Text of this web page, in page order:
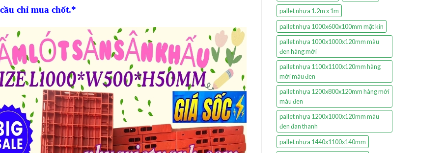
chỉ mua chốt.*
pallet nhựa 1.2m x 1m
pallet nhựa 1000x600x100mm mặt kín
pallet nhựa 1000x1000x120mm màu
đen hàng mới
pallet nhựa 1100x1100x120mm hàng
mới màu đen
pallet nhựa 1200x800x120mm hàng mới
màu đen
pallet nhựa 1200x1000x120mm màu
đen đan thanh
pallet nhựa 1440x1100x140mm